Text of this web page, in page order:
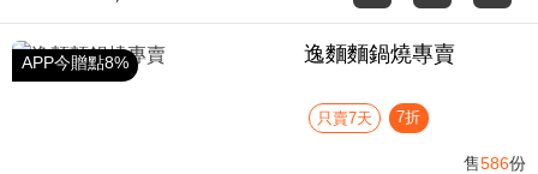
APP今贈點8% 逸麵麵鍋燒專賣
只賣7天 7折
售586份